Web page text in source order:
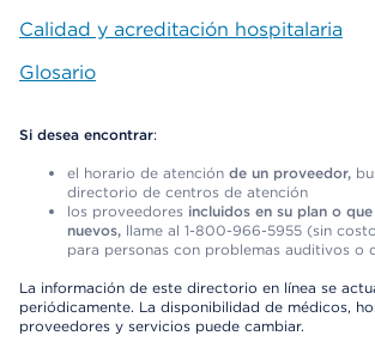
Calidad y acreditación hospitalaria
Glosario
Si desea encontrar:
el horario de atención de un proveedor,
directorio de centros de atención
los proveedores incluidos en su plan o
nuevos, llame al 1-800-966-5955 (sin
para personas con problemas auditivos o
La información de este directorio en línea se
periódicamente. La disponibilidad de médicos,
proveedores y servicios puede cambiar.